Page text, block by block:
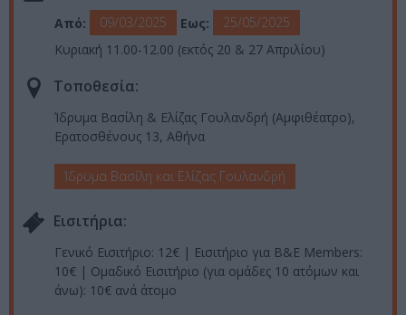
Από: 09/03/2025 Εως:
25/05/2025
Κυριακή 11.00-12.00 (εκτός 20 & 27 Απριλίου)
Τοποθεσία:
Ίδρυμα Βασίλη & Ελίζας Γουλανδρή (Αμφιθέατρο),
Ερατοσθένους 13, Αθήνα
Ίδρυμα Βασίλη και Ελίζας Γουλανδρή
Eισιτήρια:
Γενικό Εισιτήριο: 12€ | Εισιτήριο για B&E Members:
10€ | Ομαδικό Εισιτήριο (για ομάδες 10 ατόμων και
άνω): 10€ ανά άτομο